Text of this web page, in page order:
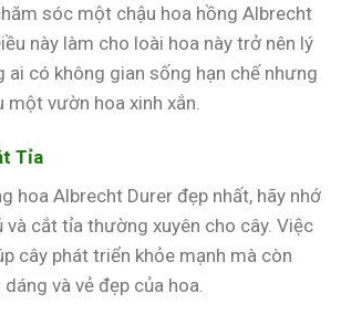
sóc một chậu hoa hồng Albrecht
này làm cho loài hoa này trở nên lý
có không gian sống hạn chế nhưng
vườn hoa xinh xắn.
Tỉa
hoa Albrecht Durer đẹp nhất, hãy nhớ
cắt tỉa thường xuyên cho cây. Việc
cây phát triển khỏe mạnh mà còn
và vẻ đẹp của hoa.